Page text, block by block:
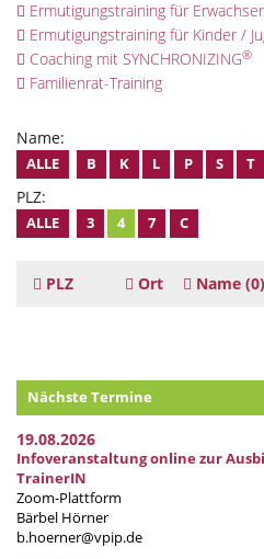
Ermutigungstraining für
Ermutigungstraining für Kinder /
Coaching mit SYNCHRONIZING®
Familienrat-Training
Name:
ALLE B K L P S T
PLZ:
ALLE 3 4 7 C
PLZ Ort Name (0)
Nächste Termine
19.08.2026
Infoveranstaltung online zur
TrainerIN
Zoom-Plattform
Bärbel Hörner
b.hoerner@vpip.de